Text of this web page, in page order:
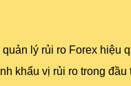
lý rủi ro Forex hiệu
khẩu vị rủi ro trong đầu